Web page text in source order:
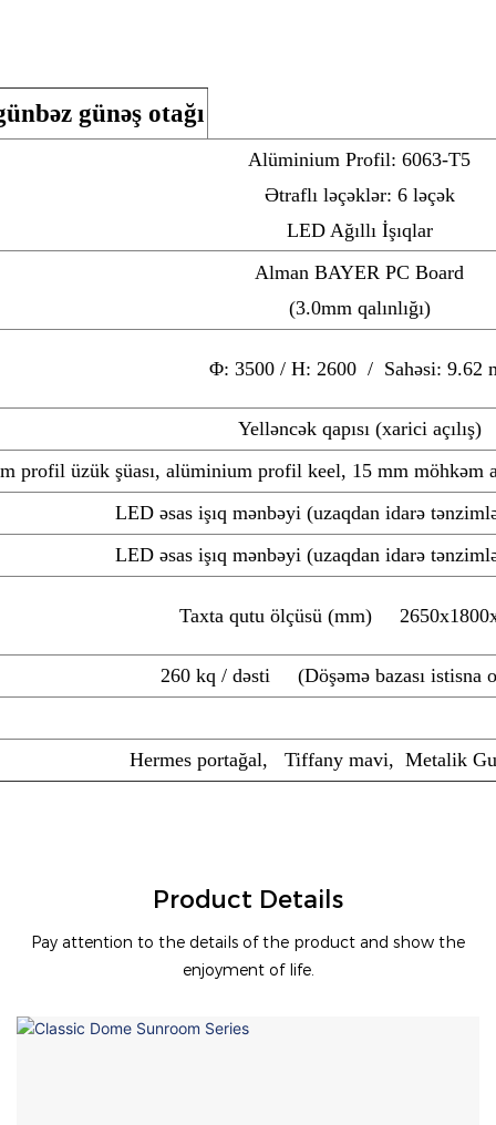
günəş otağı
Alüminium Profil: 6063-T5
Ətraflı ləçəklər: 6 ləçək
LED Ağıllı İşıqlar
Alman BAYER PC Board
(3.0mm qalınlığı)
Φ: 3500 / H: 2600 / Sahəsi: 9.62
Yelləncək qapısı (xarici açılış)
profil üzük şüası, alüminium profil keel, 15 mm möhkəm
LED əsas işıq mənbəyi (uzaqdan idarə
LED əsas işıq mənbəyi (uzaqdan idarə
Taxta qutu ölçüsü (mm)
260 kq / dəsti (Döşəmə bazası istisna
Hermes portağal, Tiffany mavi, Metalik
Product Details
Pay attention to the details of the product and show the
enjoyment of life.